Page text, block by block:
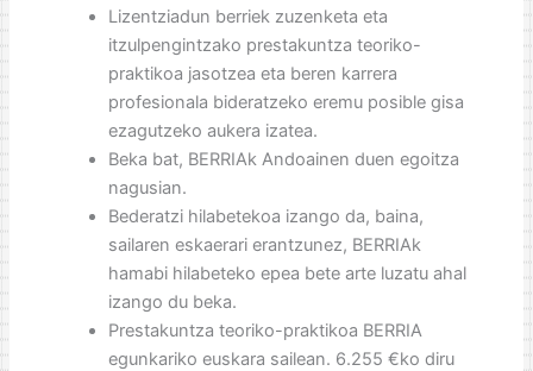
Lizentziadun berriek zuzenketa eta
itzulpengintzako prestakuntza teoriko-
praktikoa jasotzea eta beren karrera
profesionala bideratzeko eremu posible gisa
ezagutzeko aukera izatea.
Beka bat, BERRIAk Andoainen duen egoitza
nagusian.
Bederatzi hilabetekoa izango da, baina,
sailaren eskaerari erantzunez, BERRIAk
hamabi hilabeteko epea bete arte luzatu ahal
izango du beka.
Prestakuntza teoriko-praktikoa BERRIA
egunkariko euskara sailean. 6.255 €ko diru